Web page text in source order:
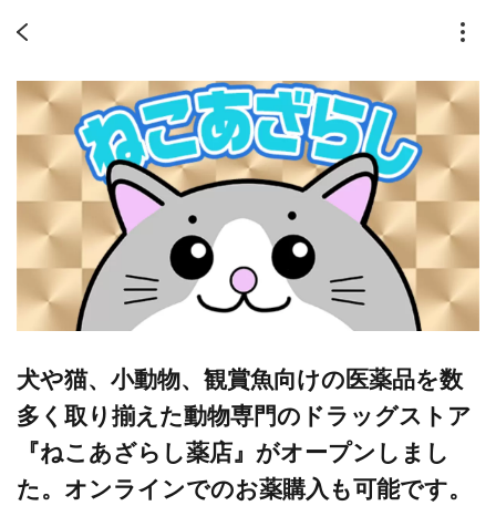
犬や猫、小動物、観賞魚向けの医薬品を数
多く取り揃えた動物専門のドラッグストア
『ねこあざらし薬店』がオープンしまし
た。オンラインでのお薬購入も可能です。